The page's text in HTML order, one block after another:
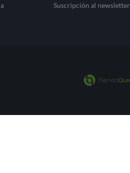
Suscripción al newsletter